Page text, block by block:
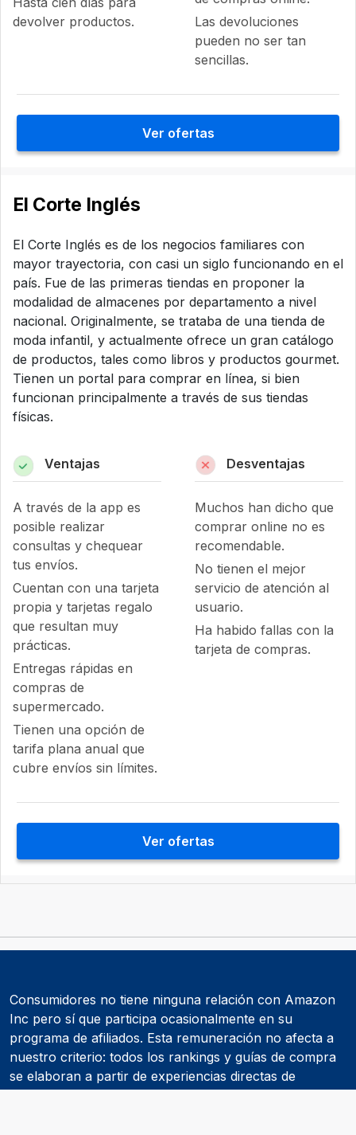
devolver productos.
Las devoluciones
pueden no ser tan
sencillas.
Ver ofertas
El Corte Inglés
El Corte Inglés es de los negocios familiares con
mayor trayectoria, con casi un siglo funcionando en el
país. Fue de las primeras tiendas en proponer la
modalidad de almacenes por departamento a nivel
nacional. Originalmente, se trataba de una tienda de
moda infantil, y actualmente ofrece un gran catálogo
de productos, tales como libros y productos gourmet.
Tienen un portal para comprar en línea, si bien
funcionan principalmente a través de sus tiendas
físicas.
Ventajas
A través de la app es
posible realizar
consultas y chequear
tus envíos.
Cuentan con una tarjeta
propia y tarjetas regalo
que resultan muy
prácticas.
Entregas rápidas en
compras de
supermercado.
Tienen una opción de
tarifa plana anual que
cubre envíos sin límites.
Desventajas
Muchos han dicho que
comprar online no es
recomendable.
No tienen el mejor
servicio de atención al
usuario.
Ha habido fallas con la
tarjeta de compras.
Ver ofertas
Consumidores no tiene ninguna relación con Amazon
Inc pero sí que participa ocasionalmente en su
programa de afiliados. Esta remuneración no afecta a
nuestro criterio: todos los rankings y guías de compra
se elaboran a partir de experiencias directas de
consumidores y de informes realizados por